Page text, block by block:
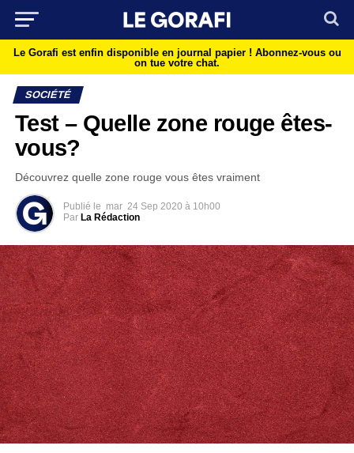
Le Gorafi est enfin disponible en journal papier ! Abonnez-vous ou
on tue votre chat.
SOCIÉTÉ
Test – Quelle zone rouge êtes-
vous?
Découvrez quelle zone rouge vous êtes vraiment
Publié le mar 24 Sep 2020 à 10h00
Par La Rédaction